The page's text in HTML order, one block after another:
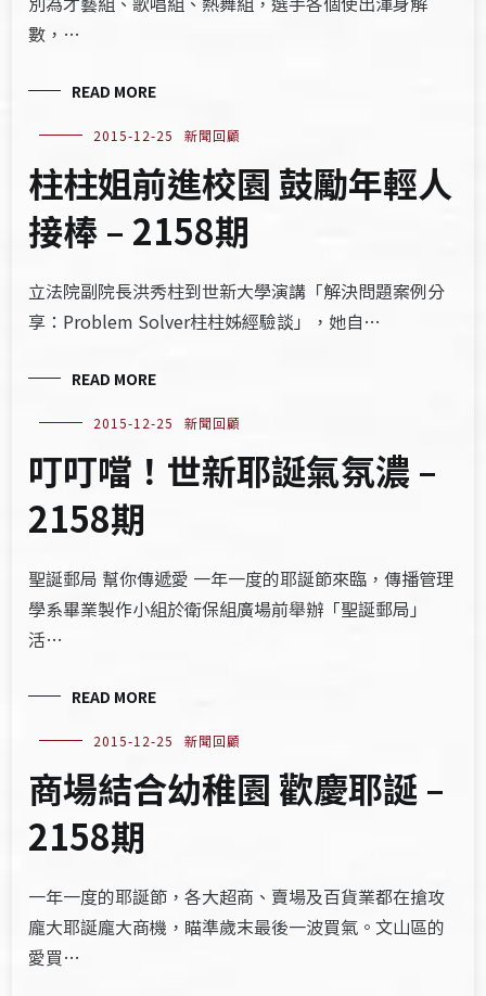
數，…
READ MORE
2015-12-25 新聞回顧
柱柱姐前進校園 鼓勵年輕人
接棒 – 2158期
立法院副院長洪秀柱到世新大學演講「解決問題案例分
享：Problem Solver柱柱姊經驗談」，她自…
READ MORE
2015-12-25 新聞回顧
叮叮噹！世新耶誕氣氛濃 –
2158期
聖誕郵局 幫你傳遞愛 一年一度的耶誕節來臨，傳播管理
學系畢業製作小組於衛保組廣場前舉辦「聖誕郵局」
活…
READ MORE
2015-12-25 新聞回顧
商場結合幼稚園 歡慶耶誕 –
2158期
一年一度的耶誕節，各大超商、賣場及百貨業都在搶攻
龐大耶誕龐大商機，瞄準歲末最後一波買氣。文山區的
愛買…